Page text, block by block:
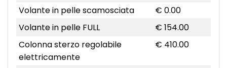
Volante in pelle scamosciata
€ 0.00
Volante in pelle FULL
€ 154.00
Colonna sterzo regolabile
elettricamente
€ 410.00